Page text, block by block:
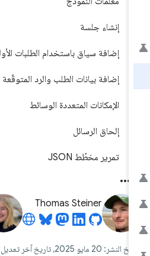
إنشاء جلسة
إضافة سياق باستخدام الطلبات الأولية
إضافة بيانات الطلب والرد المتوقّعة
الإمكانات المتعددة الوسائط
إلحاق الرسائل
تمرير مخطّط JSON
Thomas Steiner
20 مايو 2025، تاريخ آخر تعديل: 19 مايو 2026